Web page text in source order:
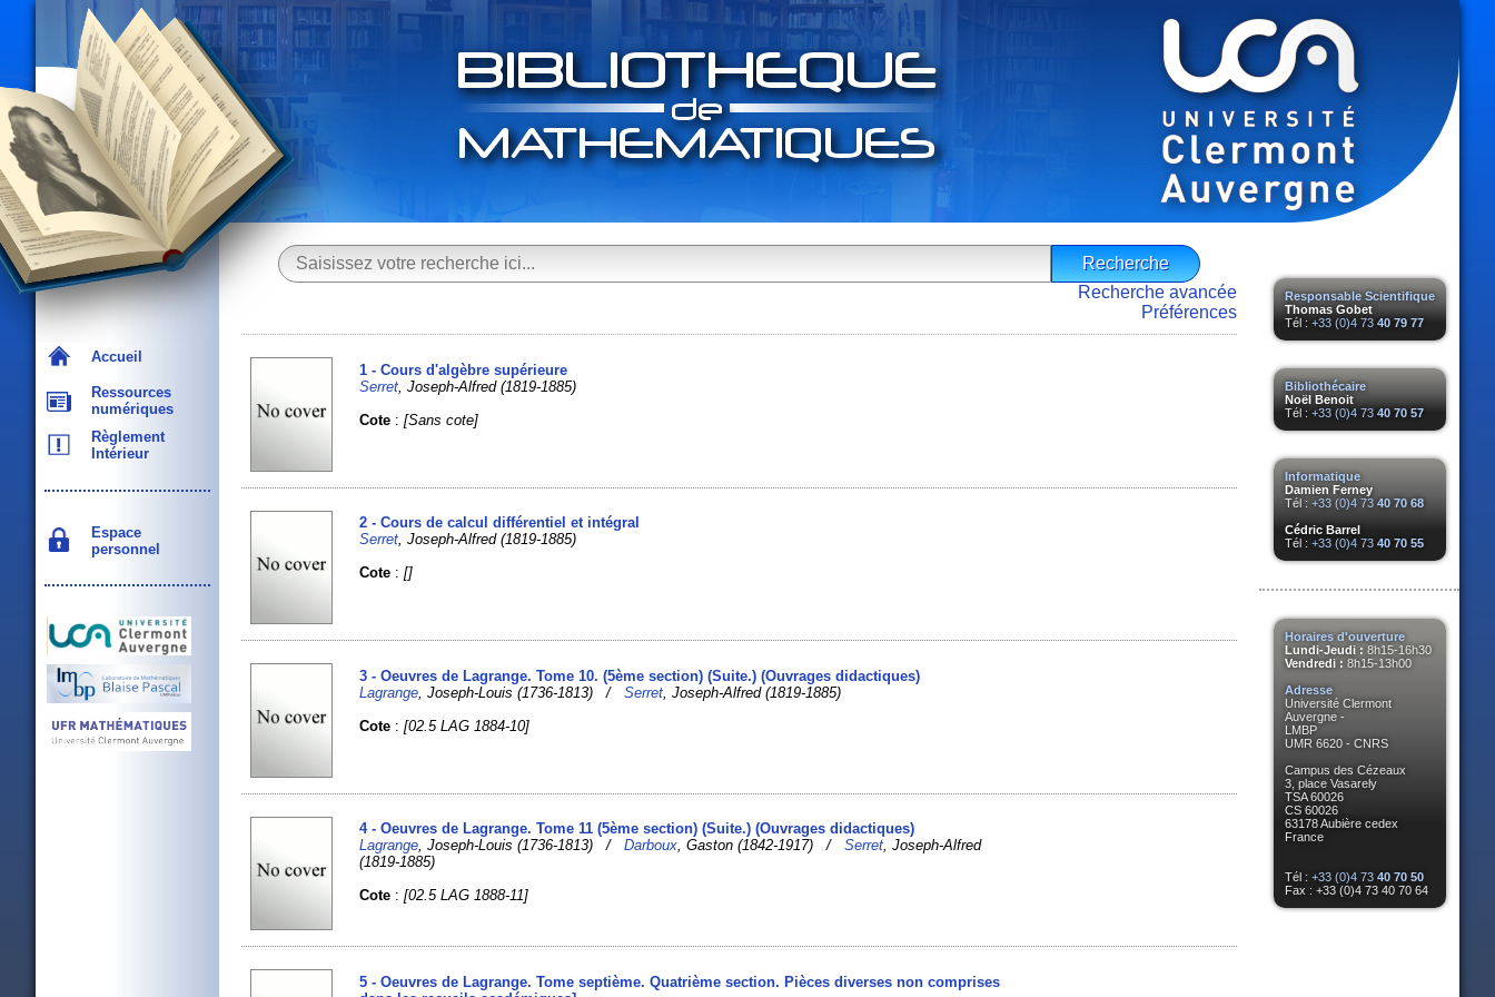
Accueil
Ressources
numériques
Règlement
Intérieur
Espace
personnel
Responsable Scientifique
Thomas Gobet
Tél : +33 (0)4 73 40 79 77
Bibliothécaire
Noël Benoit
Tél : +33 (0)4 73 40 70 57
Informatique
Damien Ferney
Tél : +33 (0)4 73 40 70 68
Cédric Barrel
Tél : +33 (0)4 73 40 70 55
Horaires d'ouverture
Lundi-Jeudi : 8h15-16h30
Vendredi : 8h15-13h00
Adresse
Université Clermont
Auvergne -
LMBP
UMR 6620 - CNRS
Campus des Cézeaux
3, place Vasarely
TSA 60026
CS 60026
63178 Aubière cedex
France
Tél : +33 (0)4 73 40 70 50
Fax : +33 (0)4 73 40 70 64
Recherche avancée
Préférences
1 - Cours d'algèbre supérieure
Serret , Joseph-Alfred (1819-1885)
Cote :[Sans cote]
2 - Cours de calcul différentiel et intégral
Serret, Joseph-Alfred (1819-1885)
Cote :[]
3 - Oeuvres de Lagrange. Tome 10. (5ème section) (Suite.) (Ouvrages didactiques)
Lagrange , Joseph-Louis (1736-1813) /Serret , Joseph-Alfred (1819-1885)
Cote :[02.5 LAG 1884-10]
4 - Oeuvres de Lagrange. Tome 11 (5ème section) (Suite.) (Ouvrages didactiques)
Lagrange, Joseph-Louis (1736-1813) /Darboux, Gaston (1842-1917) /Serret, Joseph-Alfred
(1819-1885)
Cote :[02.5 LAG 1888-11]
5 - Oeuvres de Lagrange. Tome septième. Quatrième section. Pièces diverses non comprises